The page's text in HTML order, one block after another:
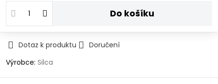
Do košíku
Dotaz k produktu
Doručení
Výrobce: Silca